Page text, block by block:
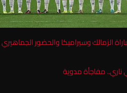
الزمالك وسيراميكا والحضور الجماهيري
ناري.. مفاجأة مدوية